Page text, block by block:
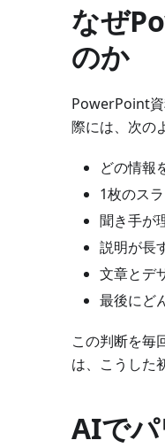
なぜ
のか
PowerPoint資
際には、次の
どの情報
1枚のス
聞き手が
説明が長
文章とデ
最後にど
この判断を毎
は、こうした
AIで